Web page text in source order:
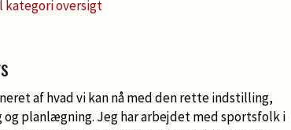
kategori oversigt
af hvad vi kan nå med den rette indstilling,
planlægning. Jeg har arbejdet med sportsfolk i